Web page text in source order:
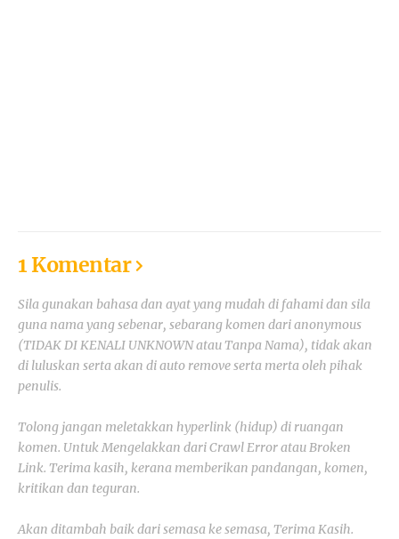
1 Komentar
Sila gunakan bahasa dan ayat yang mudah di fahami dan sila
guna nama yang sebenar, sebarang komen dari anonymous
(TIDAK DI KENALI UNKNOWN atau Tanpa Nama), tidak akan
di luluskan serta akan di auto remove serta merta oleh pihak
penulis.
Tolong jangan meletakkan hyperlink (hidup) di ruangan
komen. Untuk Mengelakkan dari Crawl Error atau Broken
Link. Terima kasih, kerana memberikan pandangan, komen,
kritikan dan teguran.
Akan ditambah baik dari semasa ke semasa, Terima Kasih.